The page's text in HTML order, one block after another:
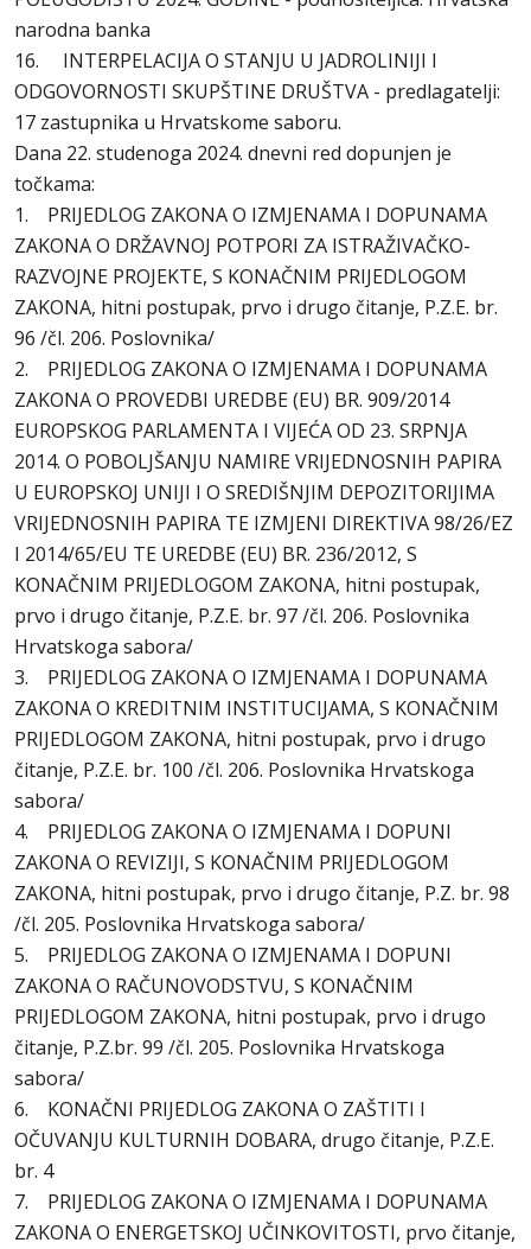
narodna banka
16. INTERPELACIJA O STANJU U JADROLINIJI I
ODGOVORNOSTI SKUPŠTINE DRUŠTVA - predlagatelji:
17 zastupnika u Hrvatskome saboru.
Dana 22. studenoga 2024. dnevni red dopunjen je
točkama:
1. PRIJEDLOG ZAKONA O IZMJENAMA I DOPUNAMA
ZAKONA O DRŽAVNOJ POTPORI ZA ISTRAŽIVAČKO-
RAZVOJNE PROJEKTE, S KONAČNIM PRIJEDLOGOM
ZAKONA, hitni postupak, prvo i drugo čitanje, P.Z.E. br.
96 /čl. 206. Poslovnika/
2. PRIJEDLOG ZAKONA O IZMJENAMA I DOPUNAMA
ZAKONA O PROVEDBI UREDBE (EU) BR. 909/2014
EUROPSKOG PARLAMENTA I VIJEĆA OD 23. SRPNJA
2014. O POBOLJŠANJU NAMIRE VRIJEDNOSNIH PAPIRA
U EUROPSKOJ UNIJI I O SREDIŠNJIM DEPOZITORIJIMA
VRIJEDNOSNIH PAPIRA TE IZMJENI DIREKTIVA 98/26/EZ
I 2014/65/EU TE UREDBE (EU) BR. 236/2012, S
KONAČNIM PRIJEDLOGOM ZAKONA, hitni postupak,
prvo i drugo čitanje, P.Z.E. br. 97 /čl. 206. Poslovnika
Hrvatskoga sabora/
3. PRIJEDLOG ZAKONA O IZMJENAMA I DOPUNAMA
ZAKONA O KREDITNIM INSTITUCIJAMA, S KONAČNIM
PRIJEDLOGOM ZAKONA, hitni postupak, prvo i drugo
čitanje, P.Z.E. br. 100 /čl. 206. Poslovnika Hrvatskoga
sabora/
4. PRIJEDLOG ZAKONA O IZMJENAMA I DOPUNI
ZAKONA O REVIZIJI, S KONAČNIM PRIJEDLOGOM
ZAKONA, hitni postupak, prvo i drugo čitanje, P.Z. br. 98
/čl. 205. Poslovnika Hrvatskoga sabora/
5. PRIJEDLOG ZAKONA O IZMJENAMA I DOPUNI
ZAKONA O RAČUNOVODSTVU, S KONAČNIM
PRIJEDLOGOM ZAKONA, hitni postupak, prvo i drugo
čitanje, P.Z.br. 99 /čl. 205. Poslovnika Hrvatskoga
sabora/
6. KONAČNI PRIJEDLOG ZAKONA O ZAŠTITI I
OČUVANJU KULTURNIH DOBARA, drugo čitanje, P.Z.E.
br. 4
7. PRIJEDLOG ZAKONA O IZMJENAMA I DOPUNAMA
ZAKONA O ENERGETSKOJ UČINKOVITOSTI, prvo čitanje,